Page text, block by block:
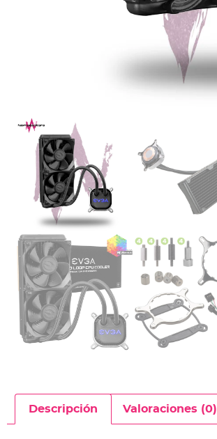
Descripción Valoraciones (0)